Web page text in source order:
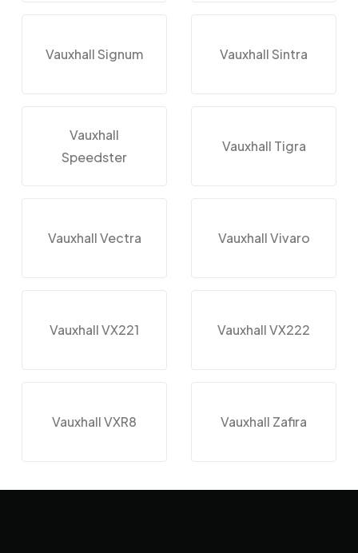
Vauxhall Signum Vauxhall Sintra
Vauxhall
Speedster
Vauxhall Tigra
Vauxhall Vectra Vauxhall Vivaro
Vauxhall VX221 Vauxhall VX222
Vauxhall VXR8 Vauxhall Zafira